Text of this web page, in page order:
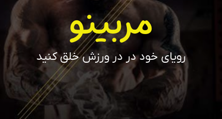
مربینو
رویای خود در در ورزش خلق کنید